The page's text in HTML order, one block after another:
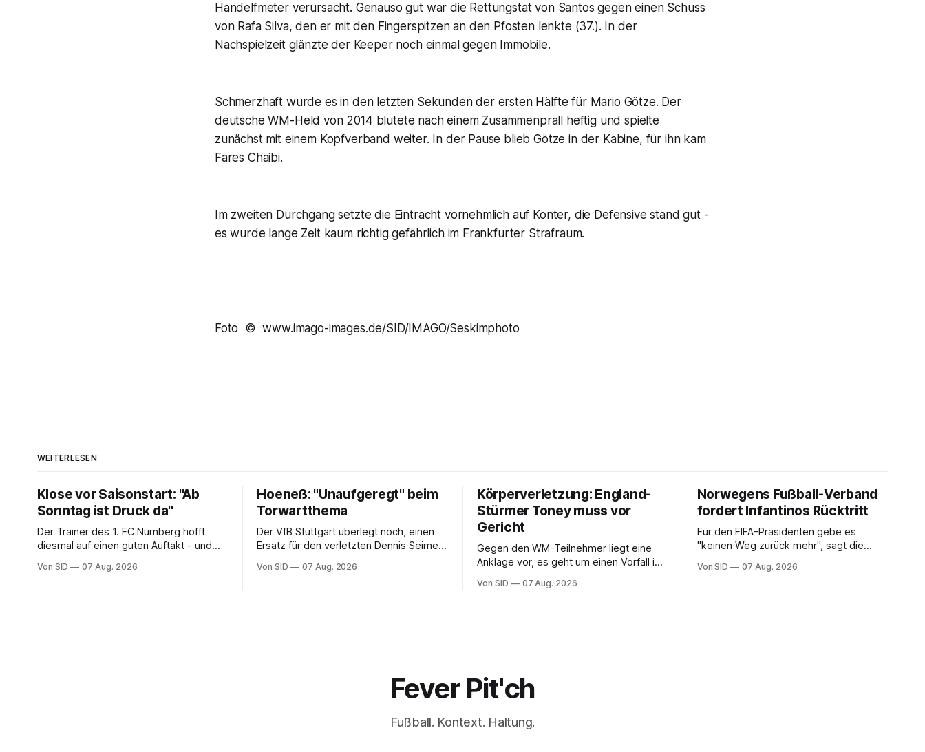
Handelfmeter verursacht. Genauso gut war die Rettungstat von Santos gegen einen Schuss
von Rafa Silva, den er mit den Fingerspitzen an den Pfosten lenkte (37.). In der
Nachspielzeit glänzte der Keeper noch einmal gegen Immobile.
Schmerzhaft wurde es in den letzten Sekunden der ersten Hälfte für Mario Götze. Der
deutsche WM-Held von 2014 blutete nach einem Zusammenprall heftig und spielte
zunächst mit einem Kopfverband weiter. In der Pause blieb Götze in der Kabine, für ihn kam
Fares Chaibi.
Im zweiten Durchgang setzte die Eintracht vornehmlich auf Konter, die Defensive stand gut -
es wurde lange Zeit kaum richtig gefährlich im Frankfurter Strafraum.
Foto © www.imago-images.de/SID/IMAGO/Seskimphoto
WEITERLESEN
Klose vor Saisonstart: "Ab
Sonntag ist Druck da"
Der Trainer des 1. FC Nürnberg hofft
diesmal auf einen guten Auftakt - und
Von SID 07 Aug. 2026
Hoeneß: "Unaufgeregt" beim
Torwartthema
Der VfB Stuttgart überlegt noch, einen
Ersatz für den verletzten Dennis Seimen
Schwaben auch die Frage nach dem
Von SID 07 Aug. 2026
Körperverletzung: England-
Stürmer Toney muss vor
Gericht
Gegen den WM-Teilnehmer liegt eine
Anklage vor, es geht um einen Vorfall in
Von SID 07 Aug. 2026
Norwegens Fußball-Verband
fordert Infantinos Rücktritt
Für den FIFA-Präsidenten gebe es
"keinen Weg zurück mehr", sagt die
Von SID 07 Aug. 2026
Fever Pit'ch
Fußball. Kontext. Haltung.